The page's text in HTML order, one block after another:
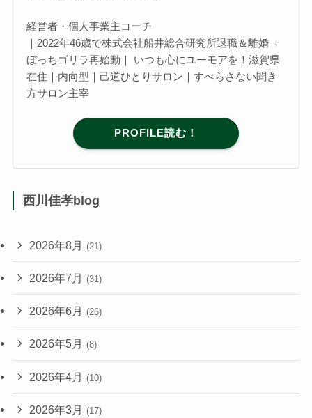
経営者・個人事業主コーチ
｜2022年46歳で株式会社船井総合研究所退職＆離婚→
ぼっちゴリラ再始動｜ いつも心にユーモアを！滋賀県
在住｜内向型｜己道ひとりサロン｜すべらさない聞き
方サロン主宰
PROFILE読む！
西川佳孝blog
2026年8月 (21)
2026年7月 (31)
2026年6月 (26)
2026年5月 (8)
2026年4月 (10)
2026年3月 (17)